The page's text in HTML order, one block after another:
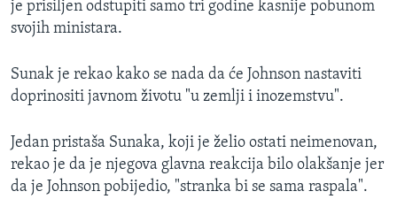
je prisiljen odstupiti samo tri godine kasnije pobunom
svojih ministara.
Sunak je rekao kako se nada da će Johnson nastaviti
doprinositi javnom životu "u zemlji i inozemstvu".
Jedan pristaša Sunaka, koji je želio ostati neimenovan,
rekao je da je njegova glavna reakcija bilo olakšanje jer
da je Johnson pobijedio, "stranka bi se sama raspala".